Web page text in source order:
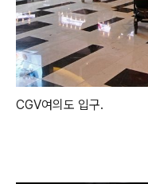
CGV여의도 입구.